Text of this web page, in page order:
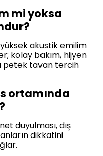
mi yoksa
akustik emilim
kolay bakım, hijyen
petek tavan tercih
ortamında
duyulması, dış
dikkatini